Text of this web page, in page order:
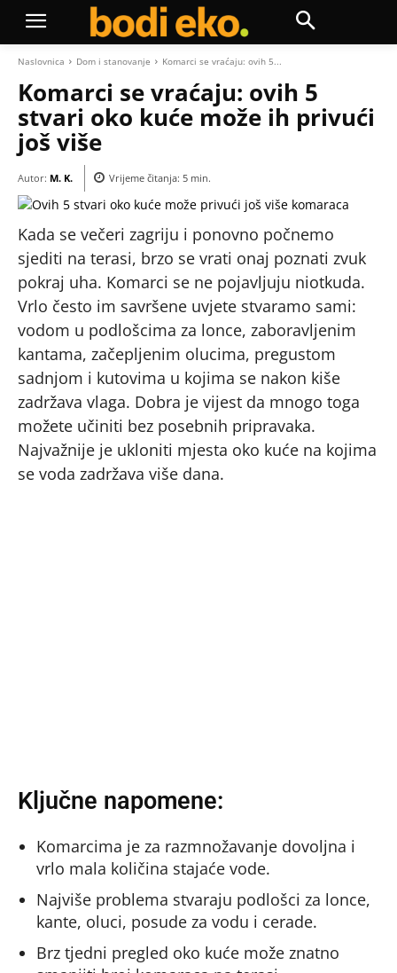
Naslovnica Dom i stanovanje Komarci se vraćaju: ovih 5...
Komarci se vraćaju: ovih 5
stvari oko kuće može ih privući
još više
Autor: M. K. Vrijeme čitanja: 5 min.
Kada se večeri zagriju i ponovno počnemo
sjediti na terasi, brzo se vrati onaj poznati zvuk
pokraj uha. Komarci se ne pojavljuju niotkuda.
Vrlo često im savršene uvjete stvaramo sami:
vodom u podlošcima za lonce, zaboravljenim
kantama, začepljenim olucima, pregustom
sadnjom i kutovima u kojima se nakon kiše
zadržava vlaga. Dobra je vijest da mnogo toga
možete učiniti bez posebnih pripravaka.
Najvažnije je ukloniti mjesta oko kuće na kojima
se voda zadržava više dana.
Ključne napomene:
Komarcima je za razmnožavanje dovoljna i
vrlo mala količina stajaće vode.
Najviše problema stvaraju podlošci za lonce,
kante, oluci, posude za vodu i cerade.
Brz tjedni pregled oko kuće može znatno